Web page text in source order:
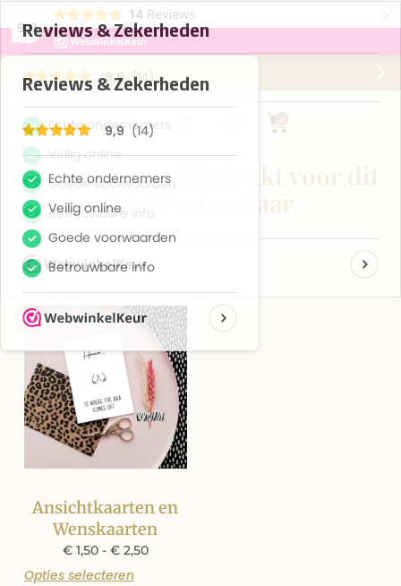
9,9
14 Reviews ×
Gratis verzending vanaf €75,-
Ansichtkaart | Bedankt voor dit
leuke schooljaar
Ansichtkaarten en
Wenskaarten
€1,50 - €2,50
Opties selecteren